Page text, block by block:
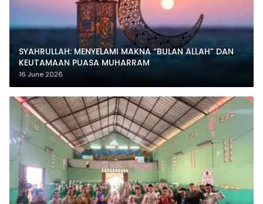
SYAHRULLAH: MENYELAMI MAKNA “BULAN ALLAH” DAN
KEUTAMAAN PUASA MUHARRAM
16 June 2026